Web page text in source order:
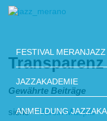
Transparenz
Gewährte Beiträge
siehe >Verein Muspilli
FESTIVAL
JAZZAKADEMIE
ANMELDUNG